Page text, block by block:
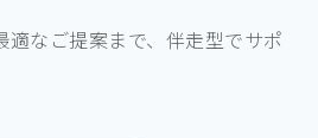
なご提案まで、伴走型でサポ